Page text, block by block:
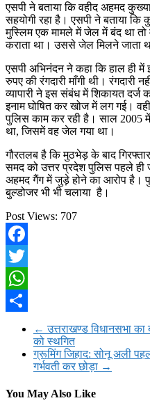
एसपी ने बताया कि वहीद अहमद
सहयोगी रहा है। एसपी ने बताया
मुस्लिम एक मामले में जेल में बंद था
कराता था। उससे जेल मिलने जाता
एसपी अभिनंदन ने कहा कि हाल ही में
रुपए की रंगदारी माँगी थी। रंगदारी
व्यापारी ने इस संबंध में शिकायत
इनाम घोषित कर खोज में लग गई।
पुलिस काम कर रही है। साल 2005
था, जिसमें वह जेल गया था।
गौरतलब है कि मुठभेड़ के बाद
समद को उत्तर प्रदेश पुलिस पहले
अहमद गैंग में जुड़े होने का आरोप है।
बुल्डोजर भी भी चलाया है।
Post Views: 707
Facebook
Twitter
WhatsApp
← उत्तराखण्ड विधानसभा
को स्थगित
ग्रूमिंग जिहाद: सोनू अली
गर्भवती कर छोड़ा →
You May Also Like